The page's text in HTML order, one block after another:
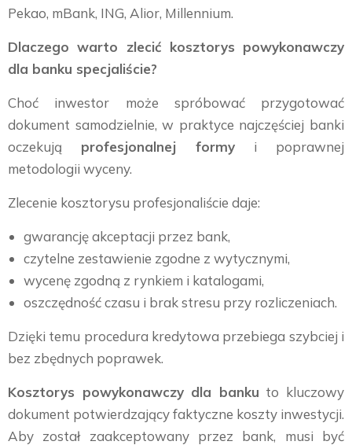
Pekao, mBank, ING, Alior, Millennium.
Dlaczego warto zlecić kosztorys powykonawczy
dla banku specjaliście?
Choć inwestor może spróbować przygotować
dokument samodzielnie, w praktyce najczęściej banki
oczekują profesjonalnej formy i poprawnej
metodologii wyceny.
Zlecenie kosztorysu profesjonaliście daje:
gwarancję akceptacji przez bank,
czytelne zestawienie zgodne z wytycznymi,
wycenę zgodną z rynkiem i katalogami,
oszczędność czasu i brak stresu przy rozliczeniach.
Dzięki temu procedura kredytowa przebiega szybciej i
bez zbędnych poprawek.
Kosztorys powykonawczy dla banku to kluczowy
dokument potwierdzający faktyczne koszty inwestycji.
Aby został zaakceptowany przez bank, musi być